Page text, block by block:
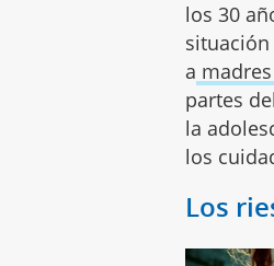
los 30
a
partes
la
los
Los